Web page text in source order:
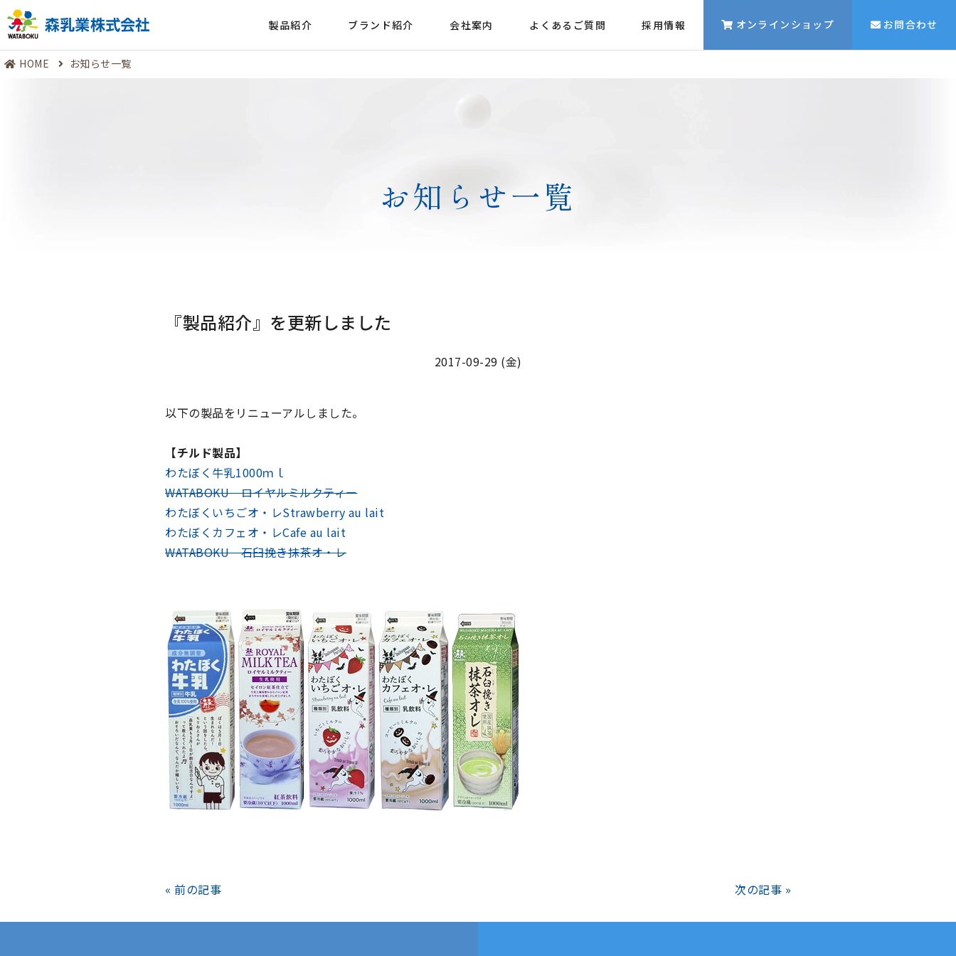
製品紹介 ブランド紹介 会社案内 よくあるご質問 採用情報 オンラインショップ お問合わせ
HOME お知らせ一覧
お知らせ一覧
『製品紹介』を更新しました
2017-09-29 (金)
以下の製品をリニューアルしました。
【チルド製品】
わたぼく牛乳1000ｍｌ
WATABOKU ロイヤルミルクティー
わたぼくいちごオ・レStrawberry au lait
わたぼくカフェオ・レCafe au lait
WATABOKU 石臼挽き抹茶オ・レ
« 前の記事 次の記事 »